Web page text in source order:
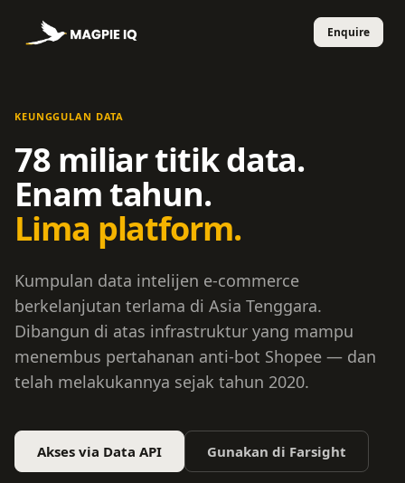
KEUNGGULAN DATA
78 miliar titik data.
Enam tahun.
Lima platform.
Kumpulan data intelijen e-commerce
berkelanjutan terlama di Asia Tenggara.
Dibangun di atas infrastruktur yang mampu
menembus pertahanan anti-bot Shopee — dan
telah melakukannya sejak tahun 2020.
Akses via Data API Gunakan di Farsight